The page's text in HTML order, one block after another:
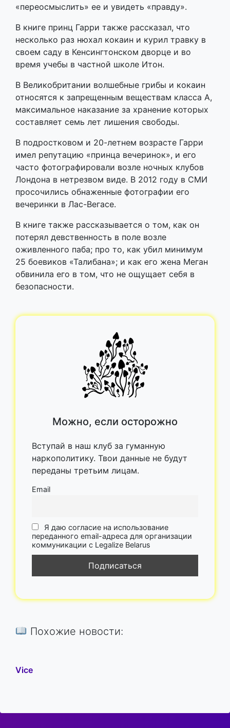
«переосмыслить» ее и увидеть «правду».
В книге принц Гарри также рассказал, что
несколько раз нюхал кокаин и курил травку в
своем саду в Кенсингтонском дворце и во
время учебы в частной школе Итон.
В Великобритании волшебные грибы и кокаин
относятся к запрещенным веществам класса А,
максимальное наказание за хранение которых
составляет семь лет лишения свободы.
В подростковом и 20-летнем возрасте Гарри
имел репутацию «принца вечеринок», и его
часто фотографировали возле ночных клубов
Лондона в нетрезвом виде. В 2012 году в СМИ
просочились обнаженные фотографии его
вечеринки в Лас-Вегасе.
В книге также рассказывается о том, как он
потерял девственность в поле возле
оживленного паба; про то, как убил минимум
25 боевиков «Талибана»; и как его жена Меган
обвинила его в том, что не ощущает себя в
безопасности.
Можно, если осторожно
Вступай в наш клуб за гуманную
наркополитику. Твои данные не будут
переданы третьим лицам.
Email
Я даю согласие на использование
переданного email-адреса для организации
коммуникации с Legalize Belarus
Похожие новости:
Vice